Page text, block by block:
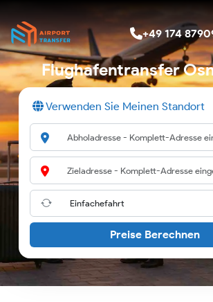
+49 174
Flughafentransfer
Verwenden Sie Meinen Standort
Preise Berechnen